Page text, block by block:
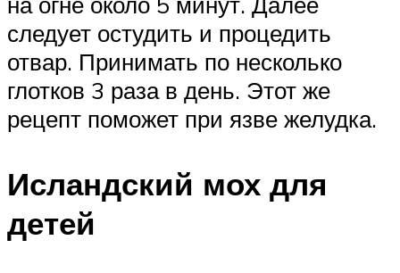
следует остудить и процедить
отвар. Принимать по несколько
глотков 3 раза в день. Этот же
рецепт поможет при язве желудка.
Исландский мох для
детей